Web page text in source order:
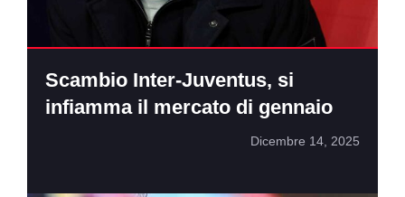
Scambio Inter-Juventus, si
infiamma il mercato di gennaio
Dicembre 14, 2025